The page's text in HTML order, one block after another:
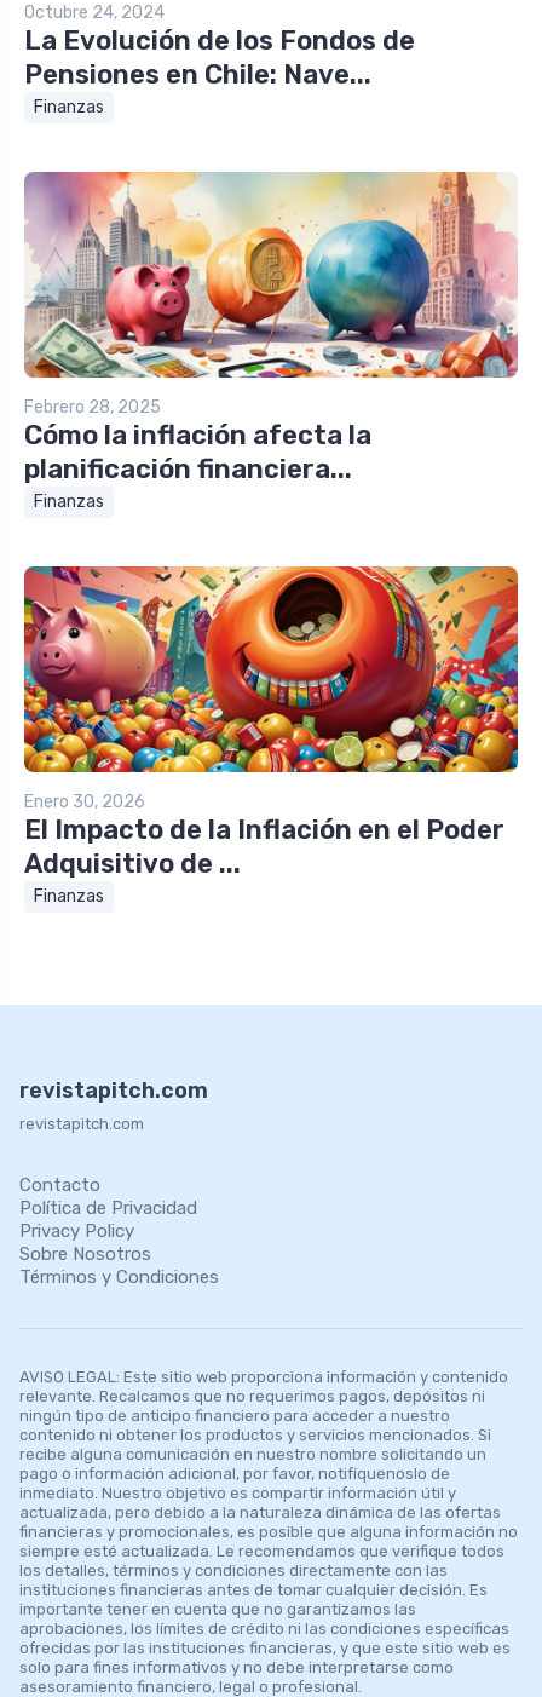
Octubre 24, 2024
La Evolución de los Fondos de
Pensiones en Chile: Nave...
Finanzas
Febrero 28, 2025
Cómo la inflación afecta la
planificación financiera...
Finanzas
Enero 30, 2026
El Impacto de la Inflación en el Poder
Adquisitivo de ...
Finanzas
revistapitch.com
revistapitch.com
Contacto
Política de Privacidad
Privacy Policy
Sobre Nosotros
Términos y Condiciones
AVISO LEGAL: Este sitio web proporciona información y contenido
relevante. Recalcamos que no requerimos pagos, depósitos ni
ningún tipo de anticipo financiero para acceder a nuestro
contenido ni obtener los productos y servicios mencionados. Si
recibe alguna comunicación en nuestro nombre solicitando un
pago o información adicional, por favor, notifíquenoslo de
inmediato. Nuestro objetivo es compartir información útil y
actualizada, pero debido a la naturaleza dinámica de las ofertas
financieras y promocionales, es posible que alguna información no
siempre esté actualizada. Le recomendamos que verifique todos
los detalles, términos y condiciones directamente con las
instituciones financieras antes de tomar cualquier decisión. Es
importante tener en cuenta que no garantizamos las
aprobaciones, los límites de crédito ni las condiciones específicas
ofrecidas por las instituciones financieras, y que este sitio web es
solo para fines informativos y no debe interpretarse como
asesoramiento financiero, legal o profesional.